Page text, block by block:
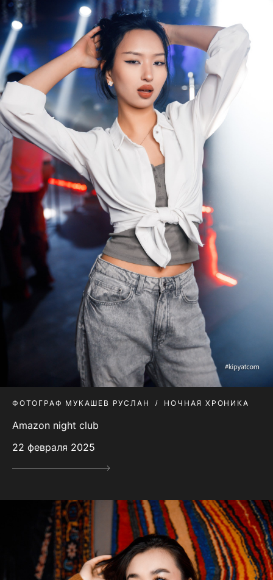
ФОТОГРАФ МУКАШЕВ РУСЛАН НОЧНАЯ ХРОНИКА
Amazon night club
22 февраля 2025